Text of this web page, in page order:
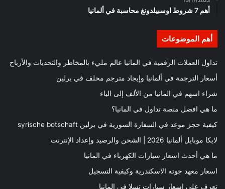
أهم 7 شروط اوسبيلدونغ محاسبة في ألمانيا
أهم الموضوعات
تداول العملات الرقمية في المانيا عالم مليء بالمخاطر والتحديات والأرباح
أسعار الترجمة في ألمانيا وإيجاد مترجم محلف في برلين
شراء اسهم في المانيا من الألف إلى الياء
ما هي افضل منصة تداول في المانيا؟
كيفية حجز موعد في السفارة السورية في برلين syrische botschaft
لايكا موبايل ألمانيا 2026 | الشحن والرصيد وإعداد الإنترنت
ما هي أحدث اسعار سيارات الكهرباء في المانيا
اسعار معهد جوته الاسكندرية وكيفية التسجيل
تعرف على اسعار سيارات تسلا في المانيا